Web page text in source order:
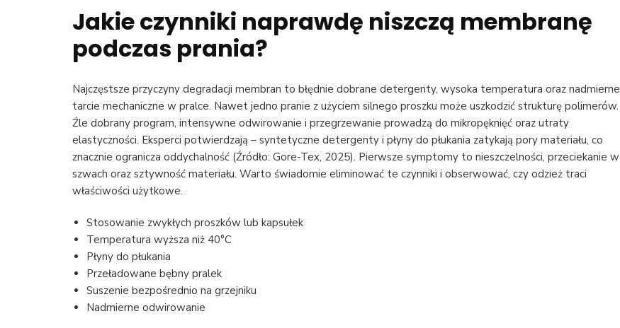
Jakie czynniki naprawdę niszczą membranę
podczas prania?
Najczęstsze przyczyny degradacji membran to błędnie dobrane detergenty, wysoka temperatura oraz nadmierne
tarcie mechaniczne w pralce. Nawet jedno pranie z użyciem silnego proszku może uszkodzić strukturę polimerów.
Źle dobrany program, intensywne odwirowanie i przegrzewanie prowadzą do mikropęknięć oraz utraty
elastyczności. Eksperci potwierdzają – syntetyczne detergenty i płyny do płukania zatykają pory materiału, co
znacznie ogranicza oddychalność (Źródło: Gore-Tex, 2025). Pierwsze symptomy to nieszczelności, przeciekanie w
szwach oraz sztywność materiału. Warto świadomie eliminować te czynniki i obserwować, czy odzież traci
właściwości użytkowe.
Stosowanie zwykłych proszków lub kapsułek
Temperatura wyższa niż 40°C
Płyny do płukania
Przeładowane bębny pralek
Suszenie bezpośrednio na grzejniku
Nadmierne odwirowanie